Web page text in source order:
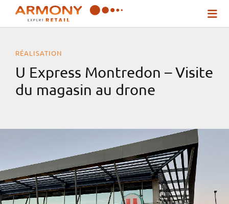
Passer
Qui sommes-nous ?
Nos solutions
Actualités
Contact
RÉALISATION
U Express Montredon – Visite
du magasin au drone